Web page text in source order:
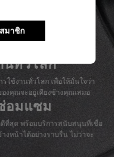
มาชิก
นทั่วโลก
ใช้งานทั่วโลก เพื่อให้มั่นใจว่า
งคุณจะอยู่เคียงข้างคุณเสมอ
อมแซม
ที่สุด พร้อมบริการสนับสนุนที่เชื่อ
งหน้าได้อย่างราบรื่น ไม่ว่าจะ